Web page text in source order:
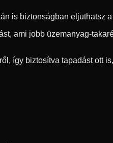
is biztonságban eljuthatsz
ami jobb üzemanyag-
így biztosítva tapadást ott